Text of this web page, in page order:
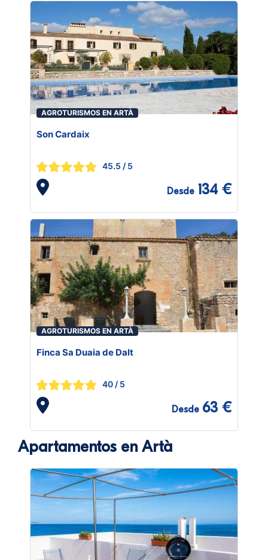
AGROTURISMOS EN ARTÀ
Son Cardaix
45.5 / 5
Desde 134 €
AGROTURISMOS EN ARTÀ
Finca Sa Duaia de Dalt
40 / 5
Desde 63 €
Apartamentos en Artà